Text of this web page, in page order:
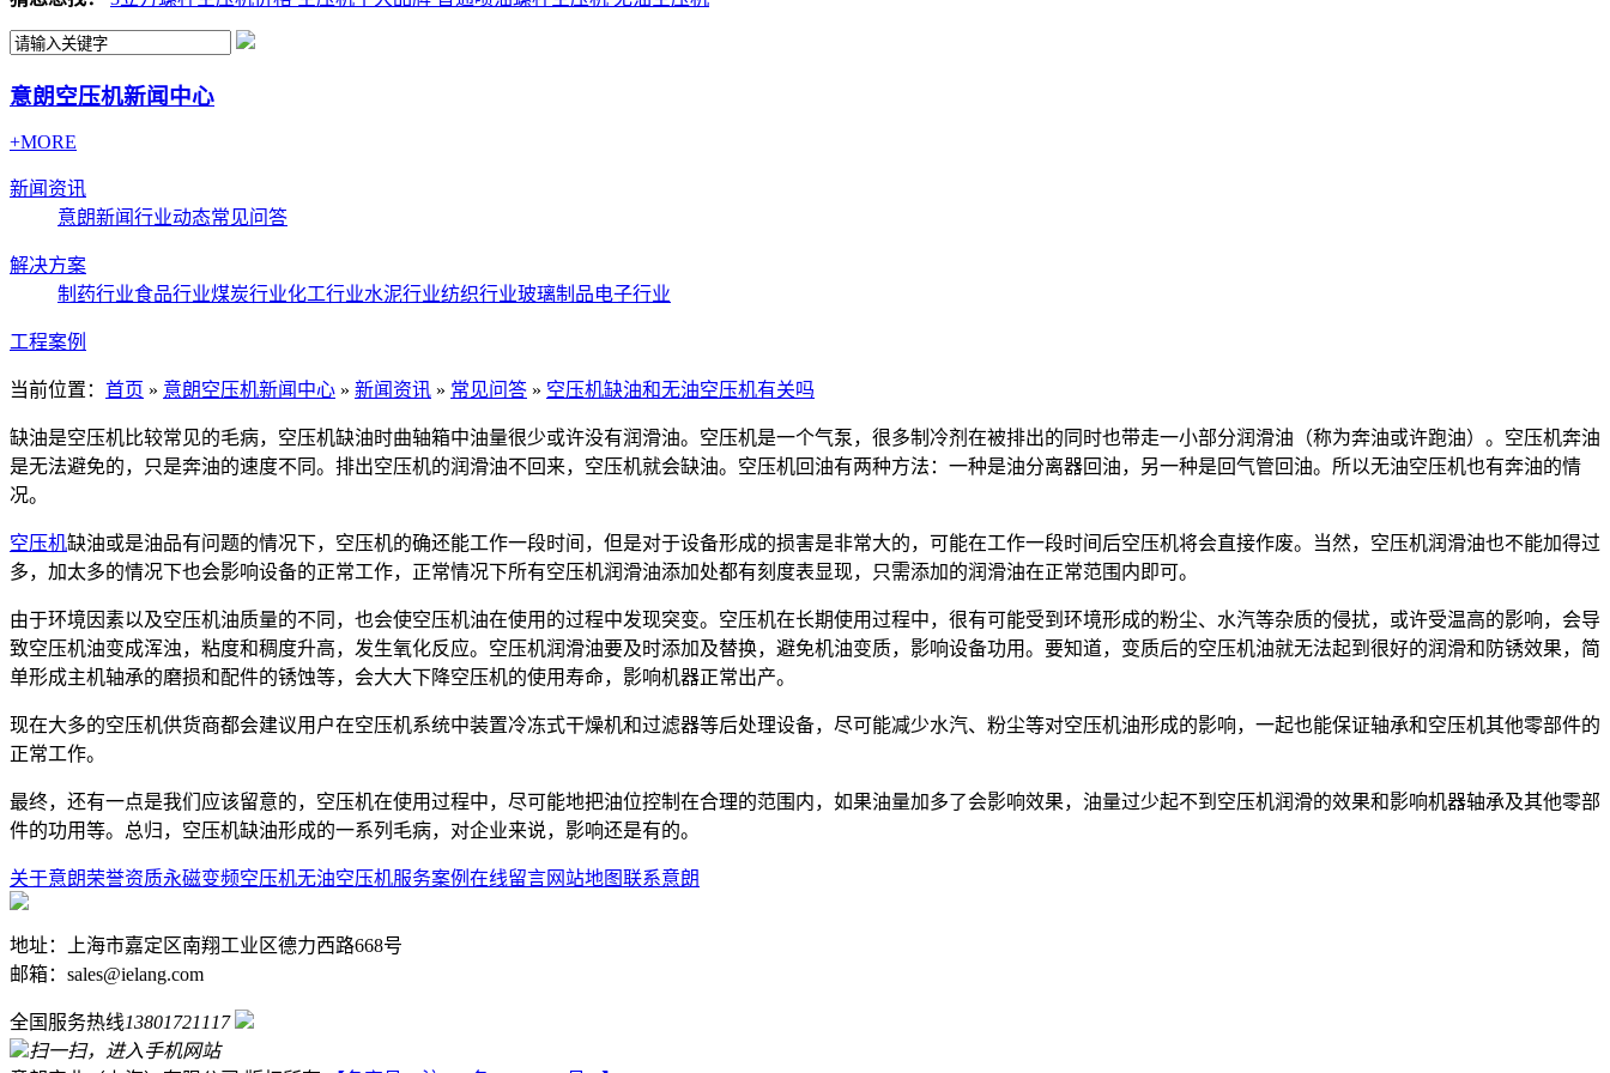
意朗空压机新闻中心
+MORE
新闻资讯
意朗新闻行业动态常见问答
解决方案
制药行业食品行业煤炭行业化工行业水泥行业纺织行业玻璃制品电子行业
工程案例
当前位置： 首页 » 意朗空压机新闻中心 » 新闻资讯 » 常见问答 » 空压机缺油和无油空压机有关吗
缺油是空压机比较常见的毛病，空压机缺油时曲轴箱中油量很少或许没有润滑油。空压机是一个气泵，很多制冷剂在被排出的同时也带走一小部分润滑油（称为奔油或许跑油）。空压机奔油
是无法避免的，只是奔油的速度不同。排出空压机的润滑油不回来，空压机就会缺油。空压机回油有两种方法：一种是油分离器回油，另一种是回气管回油。所以无油空压机也有奔油的情
况。
空压机缺油或是油品有问题的情况下，空压机的确还能工作一段时间，但是对于设备形成的损害是非常大的，可能在工作一段时间后空压机将会直接作废。当然，空压机润滑油也不能加得过
多，加太多的情况下也会影响设备的正常工作，正常情况下所有空压机润滑油添加处都有刻度表显现，只需添加的润滑油在正常范围内即可。
由于环境因素以及空压机油质量的不同，也会使空压机油在使用的过程中发现突变。空压机在长期使用过程中，很有可能受到环境形成的粉尘、水汽等杂质的侵扰，或许受温高的影响，会导
致空压机油变成浑浊，粘度和稠度升高，发生氧化反应。空压机润滑油要及时添加及替换，避免机油变质，影响设备功用。要知道，变质后的空压机油就无法起到很好的润滑和防锈效果，简
单形成主机轴承的磨损和配件的锈蚀等，会大大下降空压机的使用寿命，影响机器正常出产。
现在大多的空压机供货商都会建议用户在空压机系统中装置冷冻式干燥机和过滤器等后处理设备，尽可能减少水汽、粉尘等对空压机油形成的影响，一起也能保证轴承和空压机其他零部件的
正常工作。
最终，还有一点是我们应该留意的，空压机在使用过程中，尽可能地把油位控制在合理的范围内，如果油量加多了会影响效果，油量过少起不到空压机润滑的效果和影响机器轴承及其他零部
件的功用等。总归，空压机缺油形成的一系列毛病，对企业来说，影响还是有的。
关于意朗荣誉资质永磁变频空压机无油空压机服务案例 在线留言网站地图联系意朗
地址：上海市嘉定区南翔工业区德力西路668号
邮箱：sales@ielang.com
全国服务热线13801721117
扫一扫，进入手机网站